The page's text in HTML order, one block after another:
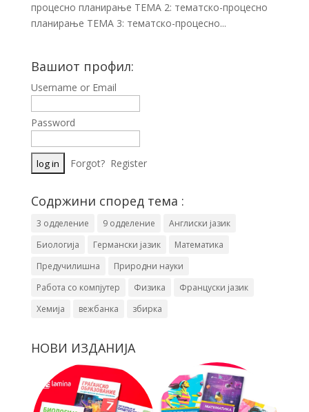
процесно планирање ТЕМА 2: тематско-процесно
планирање ТЕМА 3: тематско-процесно...
Вашиот профил:
Username or Email
Password
Forgot? Register
Содржини според тема :
3 одделение 9 одделение
Англиски јазик
Биологија
Германски јазик
Математика
Предучилишна
Природни науки
Работа со компјутер
Физика
Француски јазик
Хемија
вежбанка збирка
НОВИ ИЗДАНИЈА